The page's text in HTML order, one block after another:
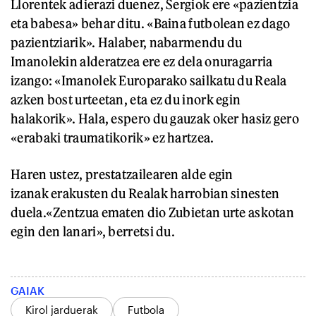
Llorentek adierazi duenez, Sergiok ere «pazientzia
eta babesa» behar ditu. «Baina futbolean ez dago
pazientziarik». Halaber, nabarmendu du
Imanolekin alderatzea ere ez dela onuragarria
izango: «Imanolek Europarako sailkatu du Reala
azken bost urteetan, eta ez du inork egin
halakorik». Hala, espero du gauzak oker hasiz gero
«erabaki traumatikorik» ez hartzea.
Haren ustez, prestatzailearen alde egin
izanak erakusten du Realak harrobian sinesten
duela.«Zentzua ematen dio Zubietan urte askotan
egin den lanari», berretsi du.
GAIAK
Kirol jarduerak
Futbola